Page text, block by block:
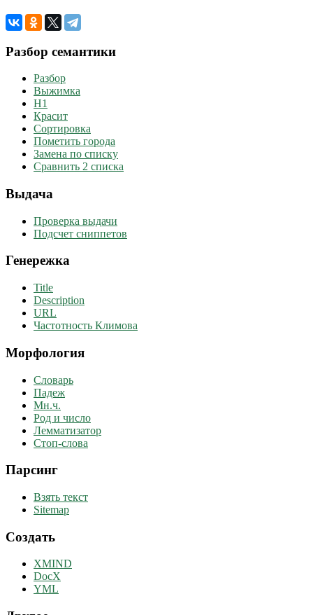
Разбор семантики
Разбор
Выжимка
H1
Красит
Сортировка
Пометить города
Замена по списку
Сравнить 2 списка
Выдача
Проверка выдачи
Подсчет сниппетов
Генережка
Title
Description
URL
Частотность Климова
Морфология
Словарь
Падеж
Мн.ч.
Род и число
Лемматизатор
Стоп-слова
Парсинг
Взять текст
Sitemap
Создать
XMIND
DocX
YML